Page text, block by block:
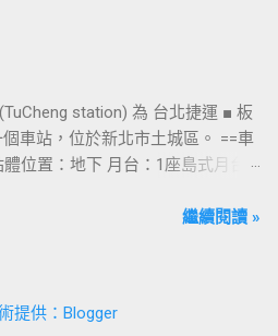
，也是是最容易堵塞的出口。 捷
出口&西門町商圈 板南線上車站 [
站 ] - [ 西門站 ] - [ 台北車站 ] - [
[ 忠孝新生站 ] - [ 忠孝復興站 ] - [
- [ 國父紀念館站 ] - [ 市政府站
station) 為 台北捷運 ■ 板
車站，位於新北市土城區。 ==車
位置：地下 月台：1座島式月台
板橋站 、 台北車站 、 南港展覽館
門站 ] - [ 台北車站 ] - [ 善導寺站 ] -
繼續閱讀 »
提供：Blogger